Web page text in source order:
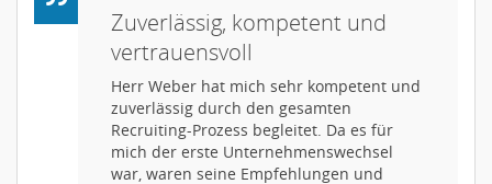
Zuverlässig, kompetent und
vertrauensvoll
Herr Weber hat mich sehr kompetent und
zuverlässig durch den gesamten
Recruiting-Prozess begleitet. Da es für
mich der erste Unternehmenswechsel
war, waren seine Empfehlungen und